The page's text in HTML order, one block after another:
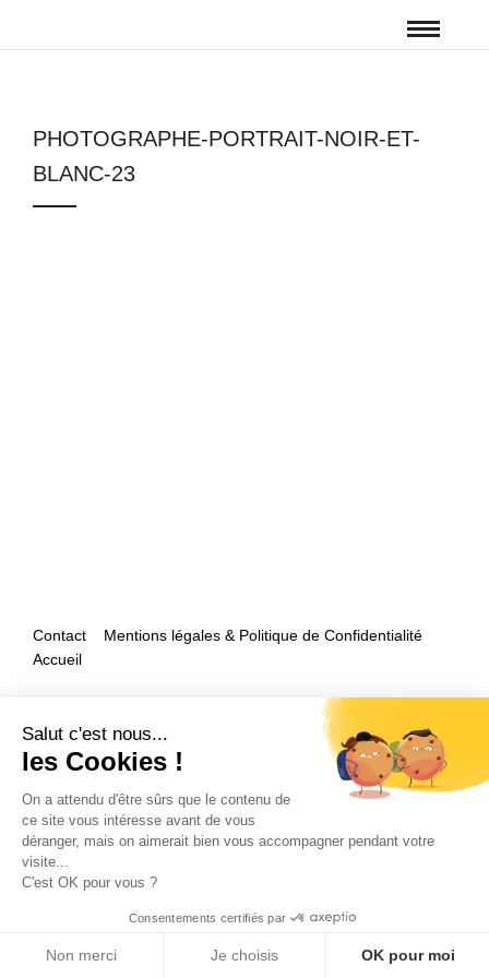
Salut c'est nous...
les Cookies !
On a attendu d'être sûrs que le contenu de
ce site vous intéresse avant de vous
déranger, mais on aimerait bien vous accompagner pendant votre
visite...
C'est OK pour vous ?
Consentements certifiés par
Non merci Je choisis OK pour moi
PHOTOGRAPHE-PORTRAIT-NOIR-ET-
BLANC-23
Contact
Mentions légales & Politique de Confidentialité
Accueil
Copyright 2026 by Olivier Douard Photographe de mariage - Tous droits